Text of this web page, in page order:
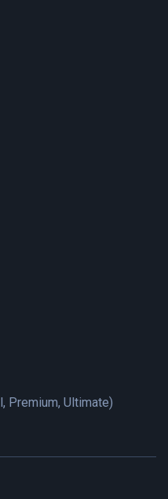
Premium, Ultimate)